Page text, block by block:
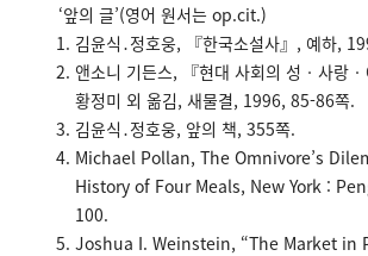
‘앞의 글’(영어 원서는 op.cit.)
김윤식․정호웅, 『한국소설사』, 예하,
앤소니 기든스, 『현대 사회의 성‧사랑‧
황정미 외 옮김, 새물결, 1996, 85-86쪽.
김윤식․정호웅, 앞의 책, 355쪽.
Michael Pollan, The Omnivore’s
History of Four Meals, New York :
100.
Joshua I. Weinstein, “The Market in